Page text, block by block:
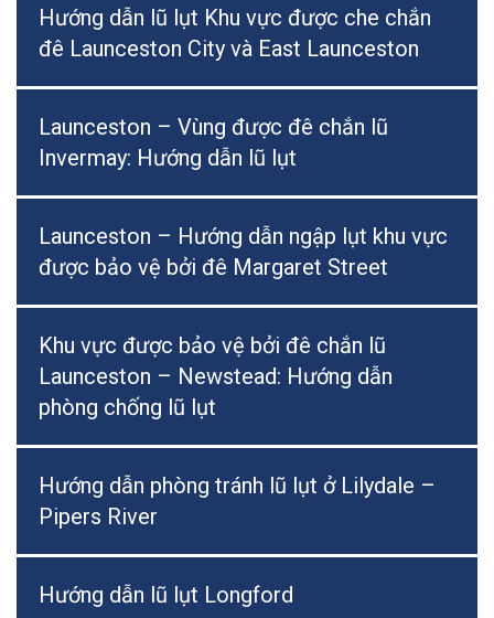
Hướng dẫn lũ lụt Khu vực được che chắn
đê Launceston City và East Launceston
Launceston – Vùng được đê chắn lũ
Invermay: Hướng dẫn lũ lụt
Launceston – Hướng dẫn ngập lụt khu vực
được bảo vệ bởi đê Margaret Street
Khu vực được bảo vệ bởi đê chắn lũ
Launceston – Newstead: Hướng dẫn
phòng chống lũ lụt
Hướng dẫn phòng tránh lũ lụt ở Lilydale –
Pipers River
Hướng dẫn lũ lụt Longford